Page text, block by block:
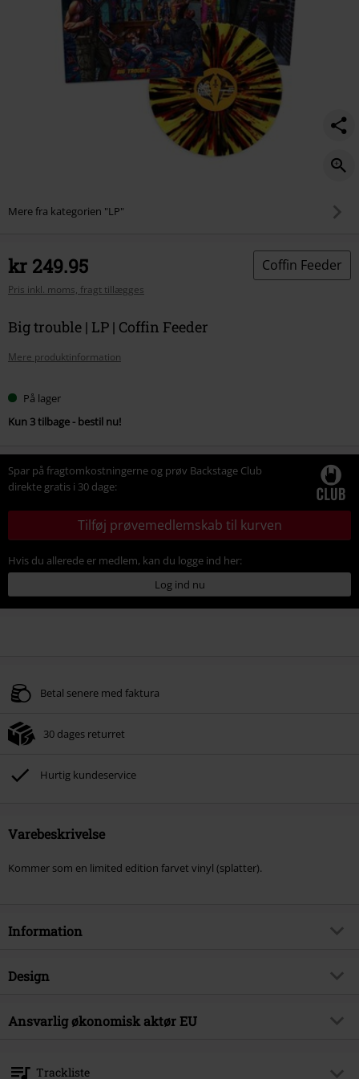
Mere fra kategorien "LP"
kr 249.95
Pris inkl. moms, fragt tillægges
Coffin Feeder
Big trouble | LP | Coffin Feeder
Mere produktinformation
På lager
Kun 3 tilbage - bestil nu!
Spar på fragtomkostningerne og prøv Backstage Club
direkte gratis i 30 dage:
Tilføj prøvemedlemskab til kurven
Hvis du allerede er medlem, kan du logge ind her:
Log ind nu
Betal senere med faktura
30 dages returret
Hurtig kundeservice
Varebeskrivelse
Kommer som en limited edition farvet vinyl (splatter).
Information
Artikelnr.
Musikgenre
Death Metal
Band
Design
Produkttype
LP
Ansvarlig økonomisk aktør EU
Neumühlen 17
Trackliste